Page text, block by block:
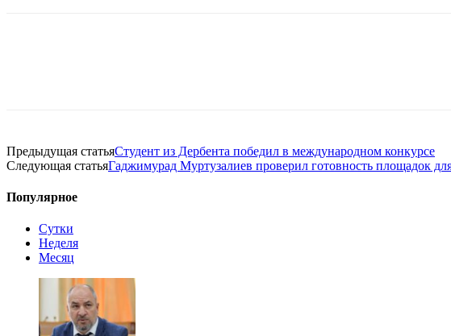
Предыдущая статьяСтудент из Дербента победил в международном конкурсе
Следующая статьяГаджимурад Муртузалиев проверил готовность площадок
Популярное
Сутки
Неделя
Месяц